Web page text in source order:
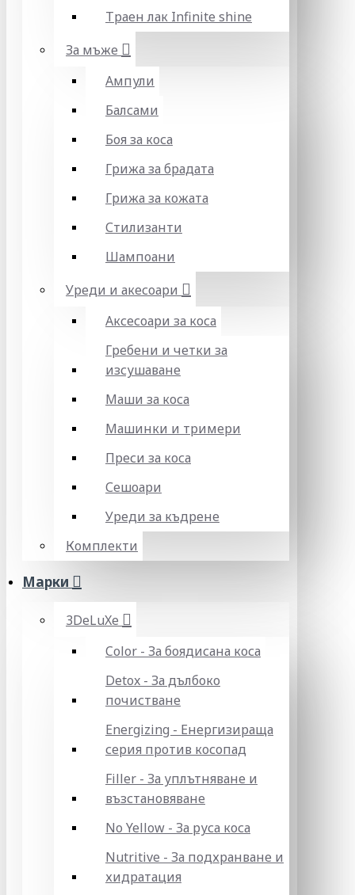
Траен лак Infinite shine
За мъже
Ампули
Балсами
Боя за коса
Грижа за брадата
Грижа за кожата
Стилизанти
Шампоани
Уреди и акесоари
Аксесоари за коса
Гребени и четки за
изсушаване
Маши за коса
Машинки и тримери
Преси за коса
Сешоари
Уреди за къдрене
Комплекти
Марки
3DeLuXe
Color - За боядисана коса
Detox - За дълбоко
почистване
Energizing - Енергизираща
серия против косопад
Filler - За уплътняване и
възстановяване
No Yellow - За руса коса
Nutritive - За подхранване и
хидратация